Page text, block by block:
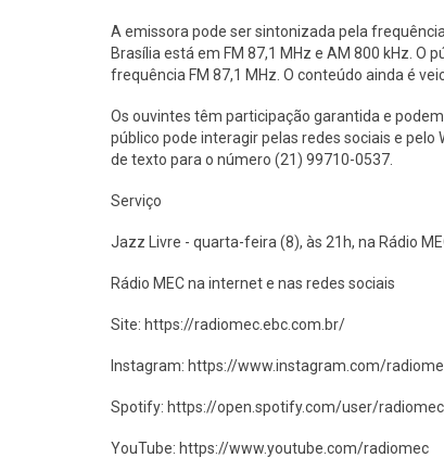
A emissora pode ser sintonizada pela
Brasília está em FM 87,1 MHz e AM 800 kHz.
frequência FM 87,1 MHz. O conteúdo ainda é
Os ouvintes têm participação garantida e
público pode interagir pelas redes sociais e
de texto para o número (21) 99710-0537.
Serviço
Jazz Livre - quarta-feira (8), às 21h, na Rádio
Rádio MEC na internet e nas redes sociais
Site: https://radiomec.ebc.com.br/​
Instagram: https://www.instagram.com/
Spotify: https://open.spotify.com/user/radiomec
YouTube: https://www.youtube.com/radiomec